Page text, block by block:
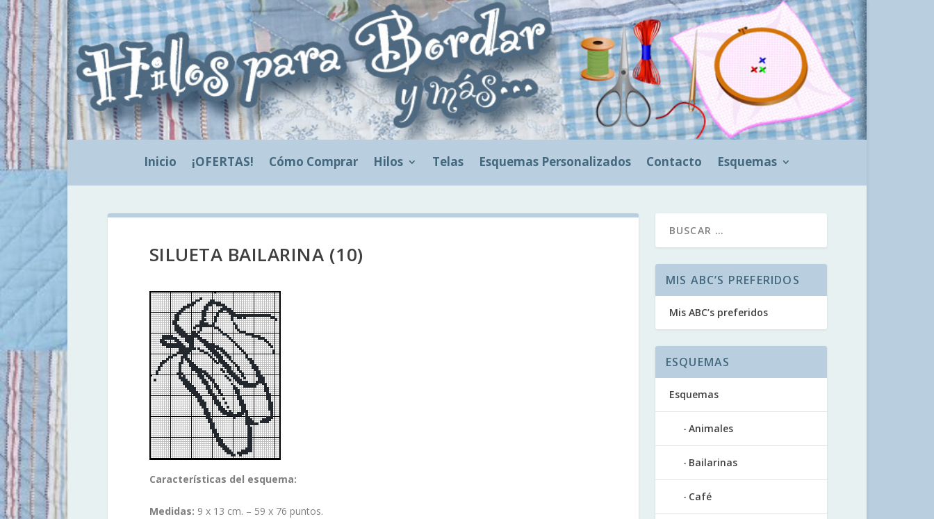
Inicio ¡OFERTAS! Cómo Comprar Hilos Telas Esquemas Personalizados Contacto Esquemas
SILUETA BAILARINA (10)
Características del esquema:
Medidas: 9 x 13 cm. – 59 x 76 puntos.
MIS ABC’S PREFERIDOS
Mis ABC’s preferidos
ESQUEMAS
Esquemas
Animales
Bailarinas
Café